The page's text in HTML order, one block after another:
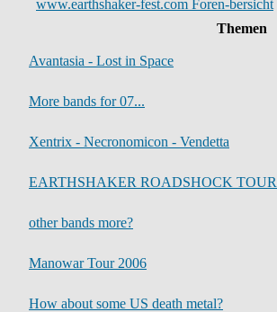
www.earthshaker-fest.com Foren-bersicht
Themen
Avantasia - Lost in Space
More bands for 07...
Xentrix - Necronomicon - Vendetta
EARTHSHAKER ROADSHOCK TOUR
other bands more?
Manowar Tour 2006
How about some US death metal?